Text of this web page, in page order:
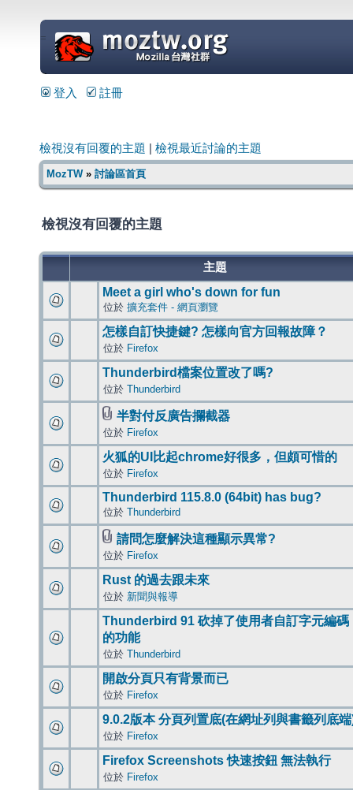
=
登入 註冊
檢視沒有回覆的主題 檢視最近討論的主題
MozTW» 討論區首頁
檢視沒有回覆的主題
主題
Meet a girl who's down for fun
位於 擴充套件 - 網頁瀏覽
怎樣自訂快捷鍵? 怎樣向官方回報故障？
位於 Firefox
Thunderbird檔案位置改了嗎?
位於 Thunderbird
半對付反廣告攔截器
位於 Firefox
火狐的UI比起chrome好很多，但頗可惜的
位於 Firefox
Thunderbird 115.8.0 (64bit) has bug?
位於 Thunderbird
請問怎麼解決這種顯示異常?
位於 Firefox
Rust 的過去跟未來
位於 新聞與報導
Thunderbird 91 砍掉了使用者自訂字元編碼
的功能
位於 Thunderbird
開啟分頁只有背景而已
位於 Firefox
9.0.2版本 分頁列置底(在網址列與書籤列底
位於 Firefox
Firefox Screenshots 快速按鈕 無法執行
位於 Firefox